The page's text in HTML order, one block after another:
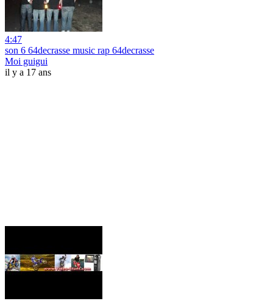
4:47
son 6 64decrasse music rap 64decrasse
Moi guigui
il y a 17 ans